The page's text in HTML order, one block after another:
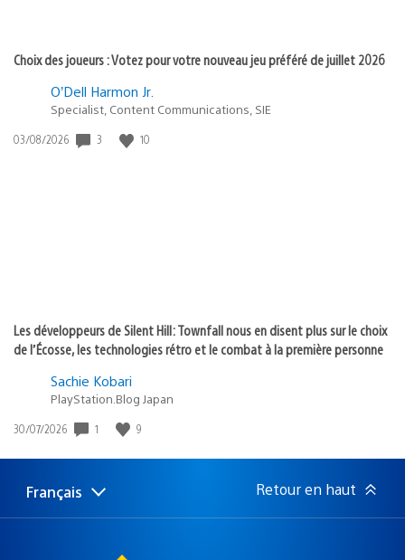
Choix des joueurs : Votez pour votre nouveau jeu préféré de juillet 2026
O’Dell Harmon Jr.
Specialist, Content Communications, SIE
Date
03/08/2026 3 10
Les développeurs de Silent Hill: Townfall nous en disent plus sur le choix
de l’Écosse, les technologies rétro et le combat à la première personne
Sachie Kobari
PlayStation.Blog Japan
Date
publication
30/07/2026 1 9
Choisir
Région
Français Retour en haut